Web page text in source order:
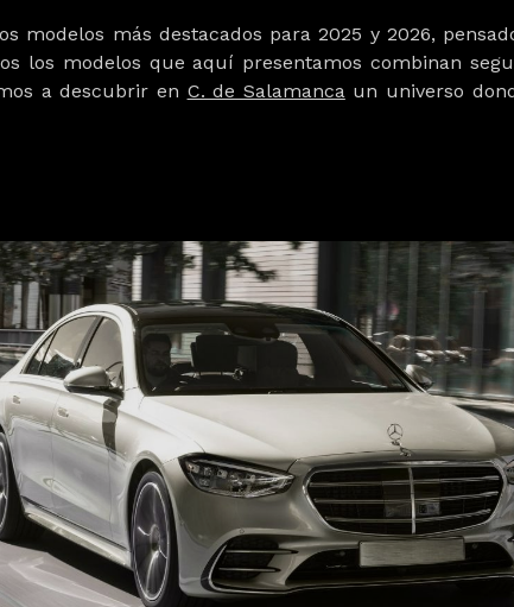
modelos más destacados para 2025 y 2026,
los modelos que aquí presentamos combinan
a descubrir en C. de Salamancaun universo